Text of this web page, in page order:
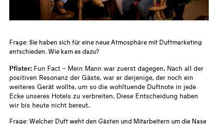
Frage: Sie haben sich für eine neue Atmosphäre mit Duftmarketing
entschieden. Wie kam es dazu?
Pfister: Fun Fact – Mein Mann war zuerst dagegen. Nach all der
positiven Resonanz der Gäste, war er derjenige, der noch ein
weiteres Gerät wollte, um so die wohltuende Duftnote in jede
Ecke unseres Hotels zu verbreiten. Diese Entscheidung haben
wir bis heute nicht bereut.
Frage: Welcher Duft weht den Gästen und Mitarbeitern um die Nase